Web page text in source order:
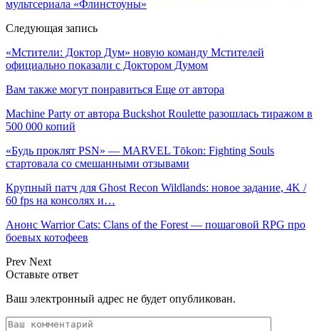
мультсериала «Флинстоуны»
Следующая запись
«Мстители: Доктор Дум» новую команду Мстителей
официально показали с Доктором Думом
Вам также могут понравиться Еще от автора
Machine Party от автора Buckshot Roulette разошлась тиражом в
500 000 копий
«Будь проклят PSN» — MARVEL Tōkon: Fighting Souls
стартовала со смешанными отзывами
Крупный патч для Ghost Recon Wildlands: новое задание, 4K /
60 fps на консолях и…
Анонс Warrior Cats: Clans of the Forest — пошаговой RPG про
боевых котофеев
Prev Next
Оставьте ответ
Ваш электронный адрес не будет опубликован.